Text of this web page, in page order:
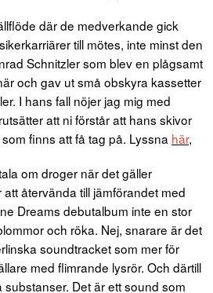
där de medverkande gick
till mötes, inte minst den
Schnitzler som blev en plågsamt
och gav ut små obskyra kassetter
I hans fall nöjer jag mig med
att ni förstår att hans skivor
finns att få tag på. Lyssna här,
om droger när det gäller
återvända till jämförandet med
Dreams debutalbum inte en stor
och röka. Nej, snarare är det
soundtracket som mer för
med flimrande lysrör. Och därtill
Det är ett sound som